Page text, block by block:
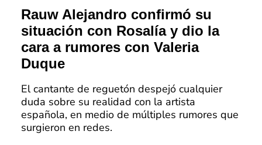
Rauw Alejandro confirmó su
situación con Rosalía y dio la
cara a rumores con Valeria
Duque
El cantante de reguetón despejó cualquier
duda sobre su realidad con la artista
española, en medio de múltiples rumores que
surgieron en redes.